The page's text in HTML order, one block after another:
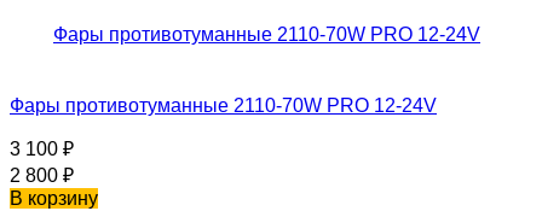
Фары противотуманные 2110-70W PRO 12-24V
3 100 ₽
2 800 ₽
В корзину